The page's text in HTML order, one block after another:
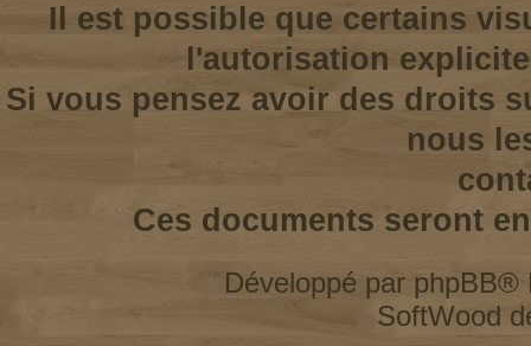
Il est possible que certains
l'autorisation
Si vous pensez avoir des droits
nous
Ces documents seront
Développé par phpBB®
SoftWood